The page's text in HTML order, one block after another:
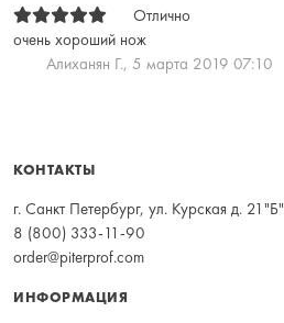
Отлично
очень хороший нож
Алиханян Г., 5 марта 2019 07:10
КОНТАКТЫ
г. Санкт Петербург, ул. Курская д. 21"Б"
8 (800) 333-11-90
order@piterprof.com
ИНФОРМАЦИЯ